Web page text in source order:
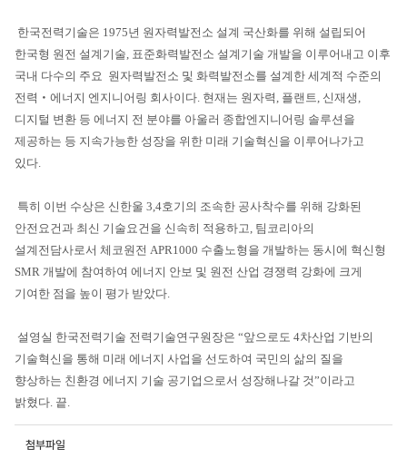
한국전력기술은 1975년 원자력발전소 설계 국산화를 위해 설립되어
한국형 원전 설계기술, 표준화력발전소 설계기술 개발을 이루어내고 이후
국내 다수의 주요 원자력발전소 및 화력발전소를 설계한 세계적 수준의
전력‧에너지 엔지니어링 회사이다. 현재는 원자력, 플랜트, 신재생,
디지털 변환 등 에너지 전 분야를 아울러 종합엔지니어링 솔루션을
제공하는 등 지속가능한 성장을 위한 미래 기술혁신을 이루어나가고
있다.
특히 이번 수상은 신한울 3,4호기의 조속한 공사착수를 위해 강화된
안전요건과 최신 기술요건을 신속히 적용하고, 팀코리아의
설계전담사로서 체코원전 APR1000 수출노형을 개발하는 동시에 혁신형
SMR 개발에 참여하여 에너지 안보 및 원전 산업 경쟁력 강화에 크게
기여한 점을 높이 평가 받았다.
설영실 한국전력기술 전력기술연구원장은 “앞으로도 4차산업 기반의
기술혁신을 통해 미래 에너지 사업을 선도하여 국민의 삶의 질을
향상하는 친환경 에너지 기술 공기업으로서 성장해나갈 것”이라고
밝혔다. 끝.
첨부파일